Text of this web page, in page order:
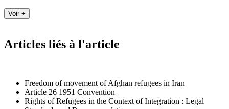
Articles liés à l'article
Freedom of movement of Afghan refugees in Iran
Article 26 1951 Convention
Rights of Refugees in the Context of Integration : Legal